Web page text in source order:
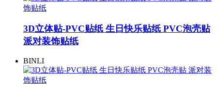
3D立体贴-PVC贴纸 生日快乐贴纸 PVC泡壳贴
派对装饰贴纸
BINLI